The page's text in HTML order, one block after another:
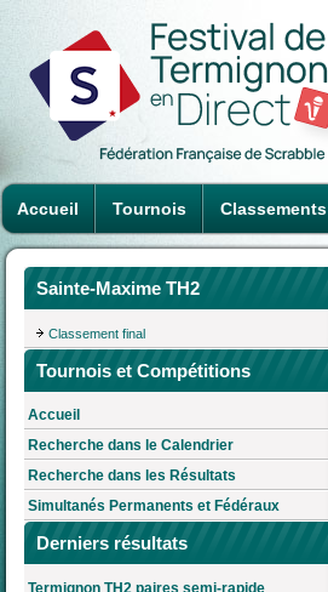
Accueil Tournois Classements
Sainte-Maxime TH2
Classement final
Tournois et Compétitions
Accueil
Recherche dans le Calendrier
Recherche dans les Résultats
Simultanés Permanents et Fédéraux
Derniers résultats
Termignon TH2 paires semi-rapide